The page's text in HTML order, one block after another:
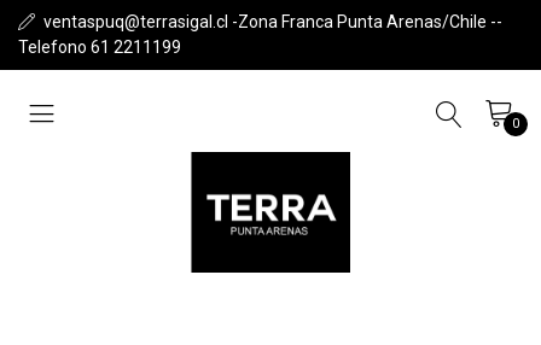
ventaspuq@terrasigal.cl -Zona Franca Punta Arenas/Chile --
Telefono 61 2211199
0